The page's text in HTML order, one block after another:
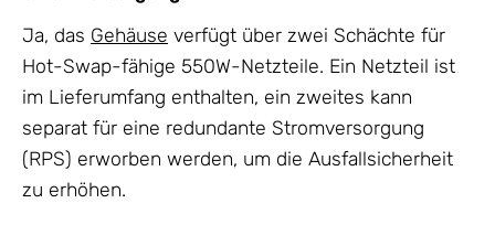
Ja, das Gehäuse verfügt über zwei Schächte für
Hot-Swap-fähige 550W-Netzteile. Ein Netzteil ist
im Lieferumfang enthalten, ein zweites kann
separat für eine redundante Stromversorgung
(RPS) erworben werden, um die Ausfallsicherheit
zu erhöhen.